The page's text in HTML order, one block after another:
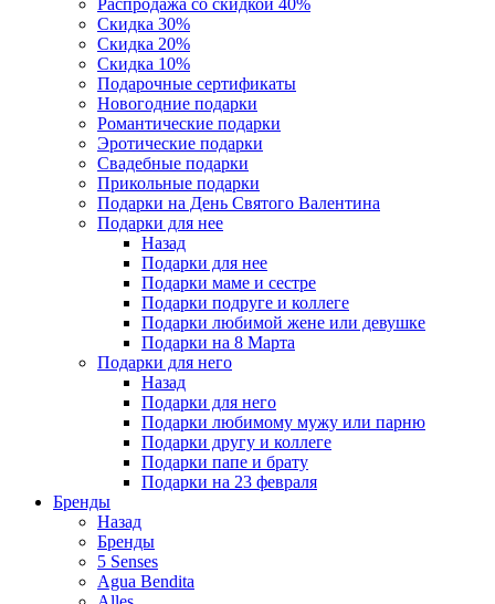
Распродажа со скидкой 40%
Скидка 30%
Скидка 20%
Скидка 10%
Подарочные сертификаты
Новогодние подарки
Романтические подарки
Эротические подарки
Свадебные подарки
Прикольные подарки
Подарки на День Святого Валентина
Подарки для нее
Назад
Подарки для нее
Подарки маме и сестре
Подарки подруге и коллеге
Подарки любимой жене или девушке
Подарки на 8 Марта
Подарки для него
Назад
Подарки для него
Подарки любимому мужу или парню
Подарки другу и коллеге
Подарки папе и брату
Подарки на 23 февраля
Бренды
Назад
Бренды
5 Senses
Agua Bendita